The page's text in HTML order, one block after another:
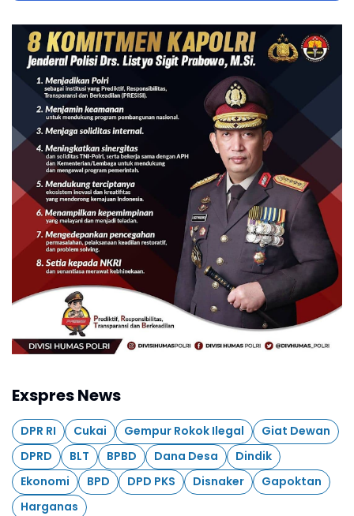
Exspres News
DPR RI Cukai Gempur Rokok Ilegal
Giat Dewan
DPRD
BLT BPBD Dana Desa
Dindik
Ekonomi
BPD DPD PKS Disnaker
Gapoktan
Harganas